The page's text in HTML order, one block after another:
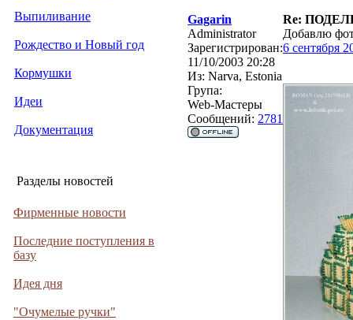
Выпиливание
Рождество и Новый год
Кормушки
Идеи
Документация
Разделы новостей
Фирменные новости
Последние поступления в
базу
Идея дня
"Очумелые ручки"
Gagarin
Re:
Administrator
Зарегистрирован:
11/10/2003 20:28
Из: Narva, Estonia
Група:
Web-Мастеры
Сообщений: 2781
Добавлю
6 сентября